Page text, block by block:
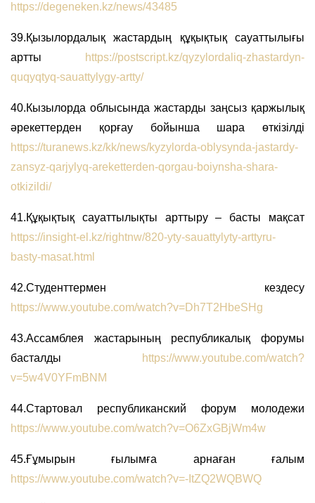
https://degeneken.kz/news/43485
39.Қызылордалық жастардың құқықтық сауаттылығы
артты
https://postscript.kz/qyzylordaliq-zhastardyn-
quqyqtyq-sauattylygy-artty/
40.Кызылорда облысында жастарды заңсыз қаржылық
әрекеттерден қорғау бойынша шара өткізілді
https://turanews.kz/kk/news/kyzylorda-oblysynda-jastardy-
zansyz-qarjylyq-areketterden-qorgau-boiynsha-shara-
otkizildi/
41.Құқықтық сауаттылықты арттыру – басты мақсат
https://insight-el.kz/rightnw/820-yty-sauattylyty-arttyru-
basty-masat.html
42.Студенттермен кездесу
https://www.youtube.com/watch?v=Dh7T2HbeSHg
43.Ассамблея жастарының республикалық форумы
басталды
https://www.youtube.com/watch?
v=5w4V0YFmBNM
44.Стартовал республиканский форум молодежи
https://www.youtube.com/watch?v=O6ZxGBjWm4w
45.Ғұмырын ғылымға арнаған ғалым
https://www.youtube.com/watch?v=-ItZQ2WQBWQ